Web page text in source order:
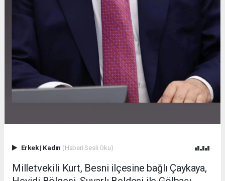
Erkek| Kadın (Haberi Sesli Oku)
Milletvekili Kurt, Besni ilçesine bağlı Çaykaya,